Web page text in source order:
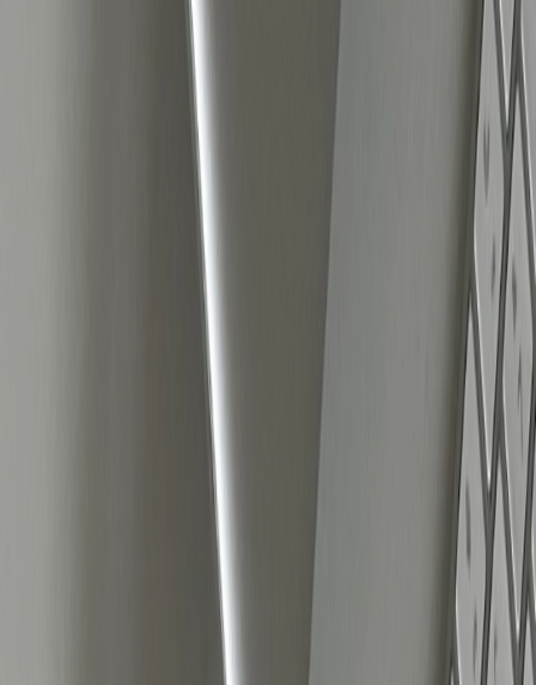
verkocht. Meta Ads werken het beste als de
boodschap is afgestemd op de manier waarop
klanten beslissingen nemen.
Esthetische merken (zoals kleding, sieraden
en interieur): De aankoopbeslissing wordt
vooral op gevoel gemaakt. Klanten kopen
omdat ze het product mooi vinden, niet
door uitgebreide uitleg. Het uitlichten van
verschillende stijlen en producten werkt hier
Functionele merken (zoals supplementen,
elektronica en software): Hier draait het om
het oplossen van een probleem. Klanten
willen weten wat het product voor hen doet,
hoe het werkt en waarom ze het juist nu
moeten kopen. Door hierop in te spelen,
verhoog je de relevantie van je advertenties
en vergroot je de kans op conversie.